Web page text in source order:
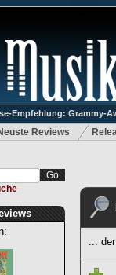
Empfehlung: Grammy-
Reviews
...